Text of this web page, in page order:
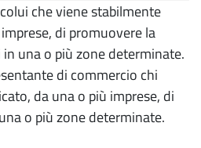
che viene stabilmente
di promuovere la
una o più zone determinate.
di commercio chi
da una o più imprese, di
o più zone determinate.